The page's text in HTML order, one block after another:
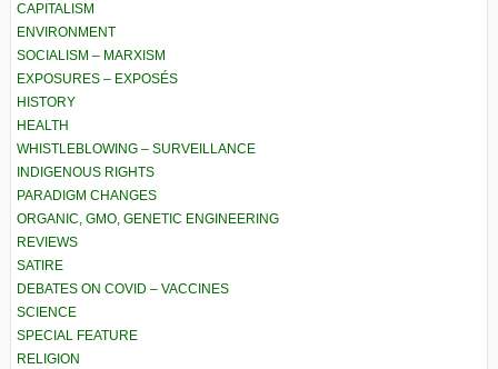
CAPITALISM
ENVIRONMENT
SOCIALISM – MARXISM
EXPOSURES – EXPOSÉS
HISTORY
HEALTH
WHISTLEBLOWING – SURVEILLANCE
INDIGENOUS RIGHTS
PARADIGM CHANGES
ORGANIC, GMO, GENETIC ENGINEERING
REVIEWS
SATIRE
DEBATES ON COVID – VACCINES
SCIENCE
SPECIAL FEATURE
RELIGION